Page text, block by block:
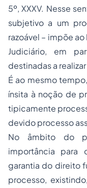
5º, XXXV. Nesse
subjetivo a um
razoável – impõe
Judiciário, em
destinadas a
É ao mesmo
ínsita à noção de
tipicamente
devido processo
No âmbito do
importância para
garantia do direito
processo,